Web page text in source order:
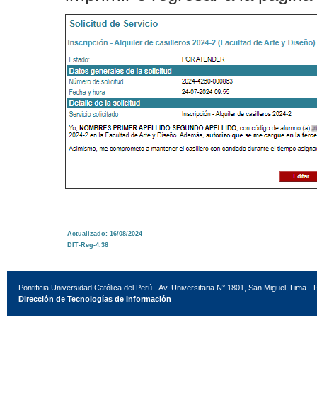
Actualizado: 16/08/2024
DIT-Reg-4.36
Pontificia Universidad Católica del Perú - Av. Universitaria N° 1801, San Miguel, Lima -
Dirección de Tecnologías de Información